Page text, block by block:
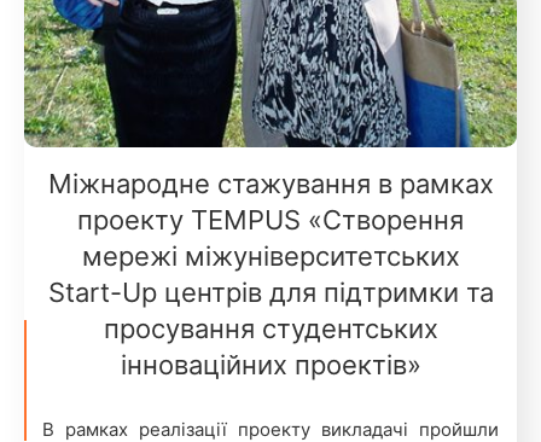
Міжнародне стажування в рамках
проекту TEMPUS «Створення
мережі міжуніверситетських
Start-Up центрів для підтримки та
просування студентських
інноваційних проектів»
В рамках реалізації проекту викладачі пройшли